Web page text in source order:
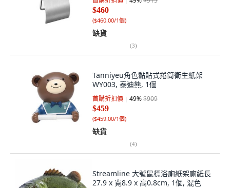
$460
($460.00/1個)
缺貨
(3)
Tanniyeu角色黏貼式捲筒衛生紙架
WY003, 泰迪熊, 1個
首購折扣價 49%$909
$459
($459.00/1個)
缺貨
(4)
Streamline 大號鼠標浴廁紙架廁紙長
27.9 x 寬8.9 x 高0.8cm, 1個, 混色